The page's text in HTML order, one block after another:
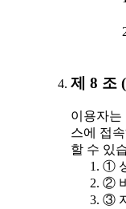
제 8 조
이용자는
스에 접
할 수 있
①
②
③